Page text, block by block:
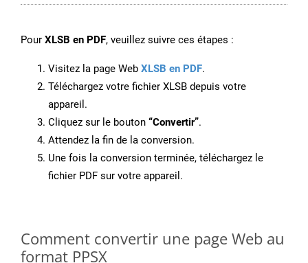
Pour XLSB en PDF, veuillez suivre ces étapes :
Visitez la page Web XLSB en PDF.
Téléchargez votre fichier XLSB depuis votre
appareil.
Cliquez sur le bouton “Convertir”.
Attendez la fin de la conversion.
Une fois la conversion terminée, téléchargez le
fichier PDF sur votre appareil.
Comment convertir une page Web au
format PPSX